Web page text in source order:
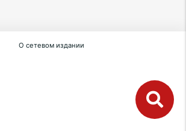
О сетевом издании